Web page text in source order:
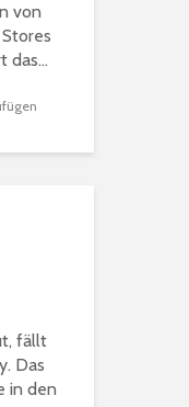
von
das...
fällt
Das
in den